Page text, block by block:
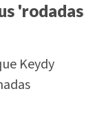
'rodadas
Keydy